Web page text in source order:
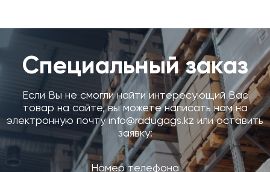
Специальный заказ
Если Вы не смогли найти интересующий Вас
товар на сайте, вы можете написать нам на
электронную почту info@radugags.kz или оставить
заявку: